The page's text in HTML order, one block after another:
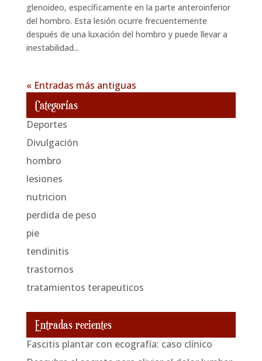
glenoideo, específicamente en la parte anteroinferior
del hombro. Esta lesión ocurre frecuentemente
después de una luxación del hombro y puede llevar a
inestabilidad...
« Entradas más antiguas
Categorías
Deportes
Divulgación
hombro
lesiones
nutricion
perdida de peso
pie
tendinitis
trastornos
tratamientos terapeuticos
Entradas recientes
Fascitis plantar con ecografía: caso clínico